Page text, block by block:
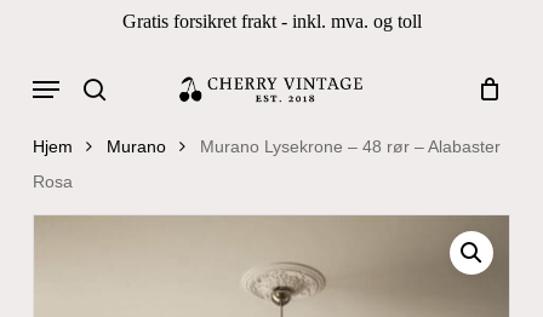
content
Gratis forsikret frakt - inkl. mva. og toll
Products search
Menu
Hjem Murano
Murano Lysekrone – 48 rør – Alabaster
Rosa